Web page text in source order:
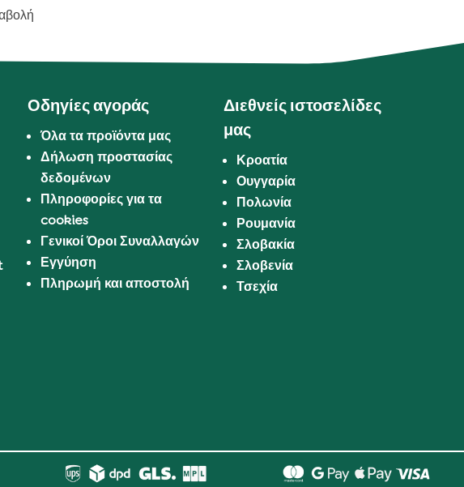
Οδηγίες αγοράς
Όλα τα προϊόντα μας
Δήλωση προστασίας
δεδομένων
Πληροφορίες για τα
cookies
Γενικοί Όροι Συναλλαγών
Εγγύηση
Πληρωμή και αποστολή
Διεθνείς ιστοσελίδες
μας
Κροατία
Ουγγαρία
Πολωνία
Ρουμανία
Σλοβακία
Σλοβενία
Τσεχία